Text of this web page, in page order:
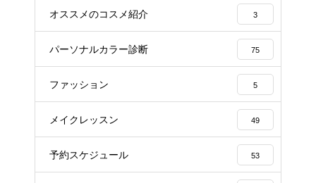
オススメのコスメ紹介 3
パーソナルカラー診断 75
ファッション 5
メイクレッスン 49
予約スケジュール 53